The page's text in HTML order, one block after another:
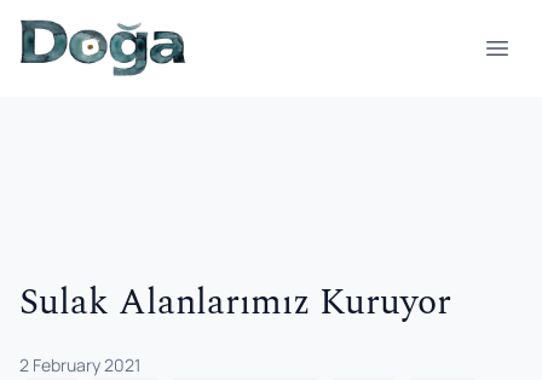
Skip to content
Sulak Alanlarımız Kuruyor
2 February 2021